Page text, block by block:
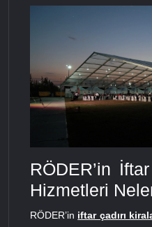
RÖDER’in
Hizmetleri
RÖDER’in iftar çadırı